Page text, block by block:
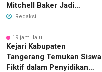
Mitchell Baker Jadi
Sorotan di Piala AFF 2026
Redaksi
19 jam lalu
Kejari Kabupaten
Tangerang Temukan Siswa
Fiktif dalam Penyidikan